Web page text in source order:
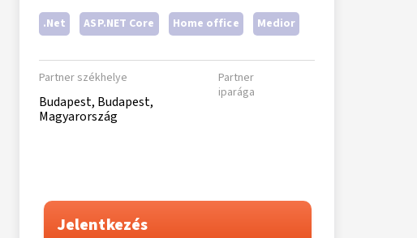
.Net ASP.NET Core Home office Medior
Partner székhelye
Budapest, Budapest,
Magyarország
Partner
iparága
Jelentkezés